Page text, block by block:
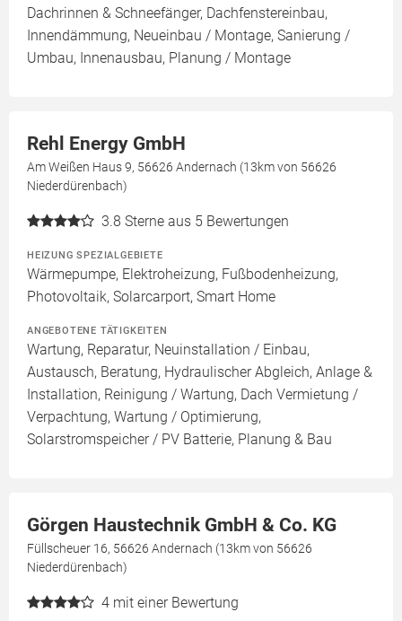
Dachrinnen & Schneefänger, Dachfenstereinbau,
Innendämmung, Neueinbau / Montage, Sanierung /
Umbau, Innenausbau, Planung / Montage
Rehl Energy GmbH
Am Weißen Haus 9, 56626 Andernach (13km von 56626
Niederdürenbach)
3.8 Sterne aus 5 Bewertungen
HEIZUNG SPEZIALGEBIETE
Wärmepumpe, Elektroheizung, Fußbodenheizung,
Photovoltaik, Solarcarport, Smart Home
ANGEBOTENE TÄTIGKEITEN
Wartung, Reparatur, Neuinstallation / Einbau,
Austausch, Beratung, Hydraulischer Abgleich, Anlage &
Installation, Reinigung / Wartung, Dach Vermietung /
Verpachtung, Wartung / Optimierung,
Solarstromspeicher / PV Batterie, Planung & Bau
Görgen Haustechnik GmbH & Co. KG
Füllscheuer 16, 56626 Andernach (13km von 56626
Niederdürenbach)
4 mit einer Bewertung